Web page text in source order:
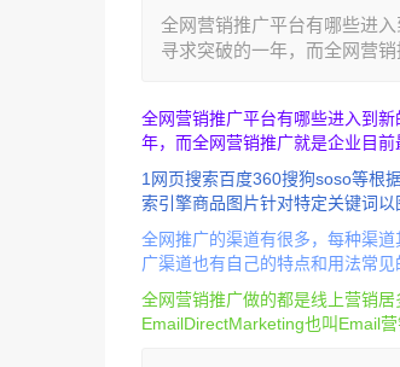
全网营销推广平台有哪些进
寻求突破的一年，而全网营
全网营销推广平台有哪些进入到
年，而全网营销推广就是企业目
1网页搜索百度360搜狗soso等根
索引擎商品图片针对特定关键词
全网推广的渠道有很多，每种渠
广渠道也有自己的特点和用法常
全网营销推广做的都是线上营销
EmailDirectMarketing也叫Email